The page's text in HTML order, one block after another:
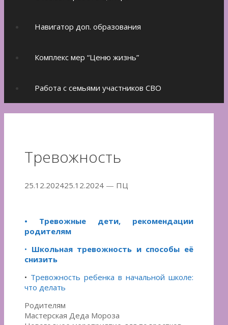
Навигатор доп. образования
Комплекс мер “Ценю жизнь”
Работа с семьями участников СВО
Тревожность
25.12.202425.12.2024 — ПЦ
• Тревожные дети, рекомендации
родителям
• Школьная тревожность и способы её
снизить
• Тревожность ребенка в начальной школе:
что делать
Рубрики
Родителям
Навигация
по
Мастерская Деда Мороза